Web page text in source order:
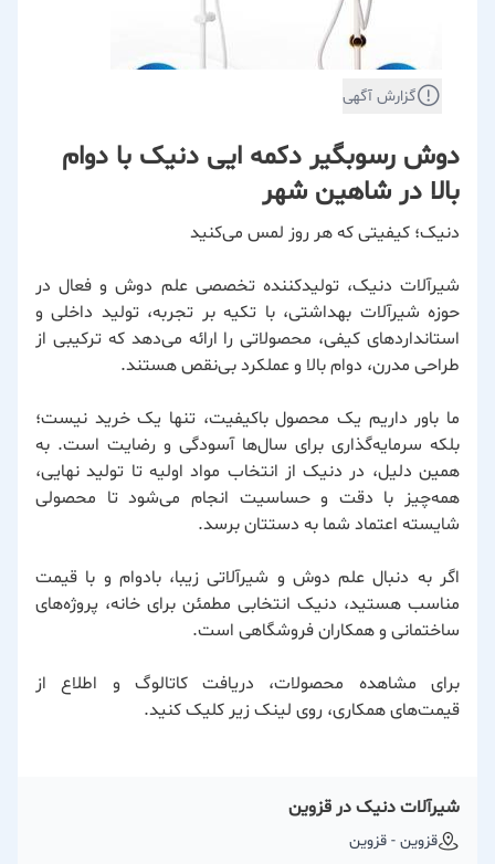
گزارش آگهی
دوش رسوبگیر دکمه ایی دنیک با دوام
بالا در شاهین شهر
دنیک؛ کیفیتی که هر روز لمس می‌کنید
شیرآلات دنیک، تولیدکننده تخصصی علم دوش و فعال در
حوزه شیرآلات بهداشتی، با تکیه بر تجربه، تولید داخلی و
استانداردهای کیفی، محصولاتی را ارائه می‌دهد که ترکیبی از
طراحی مدرن، دوام بالا و عملکرد بی‌نقص هستند.
ما باور داریم یک محصول باکیفیت، تنها یک خرید نیست؛
بلکه سرمایه‌گذاری برای سال‌ها آسودگی و رضایت است. به
همین دلیل، در دنیک از انتخاب مواد اولیه تا تولید نهایی،
همه‌چیز با دقت و حساسیت انجام می‌شود تا محصولی
شایسته اعتماد شما به دستتان برسد.
اگر به دنبال علم دوش و شیرآلاتی زیبا، بادوام و با قیمت
مناسب هستید، دنیک انتخابی مطمئن برای خانه، پروژه‌های
ساختمانی و همکاران فروشگاهی است.
برای مشاهده محصولات، دریافت کاتالوگ و اطلاع از
قیمت‌های همکاری، روی لینک زیر کلیک کنید.
شیرآلات دنیک در قزوین
قزوین - قزوین